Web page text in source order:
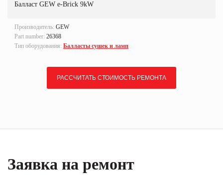
Балласт GEW e-Brick 9kW
Производитель: GEW
Part number: 26368
Тип оборудования: Балласты сушек и ламп
РАССЧИТАТЬ СТОИМОСТЬ РЕМОНТА
Заявка на ремонт